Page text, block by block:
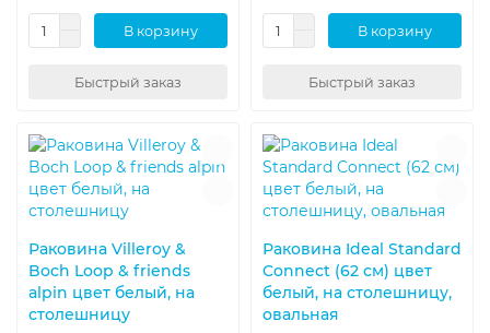
В корзину
Быстрый заказ
В корзину
Быстрый заказ
Раковина Villeroy &
Boch Loop & friends
alpin цвет белый, на
столешницу
Раковина Ideal Standard
Connect (62 см) цвет
белый, на столешницу,
овальная